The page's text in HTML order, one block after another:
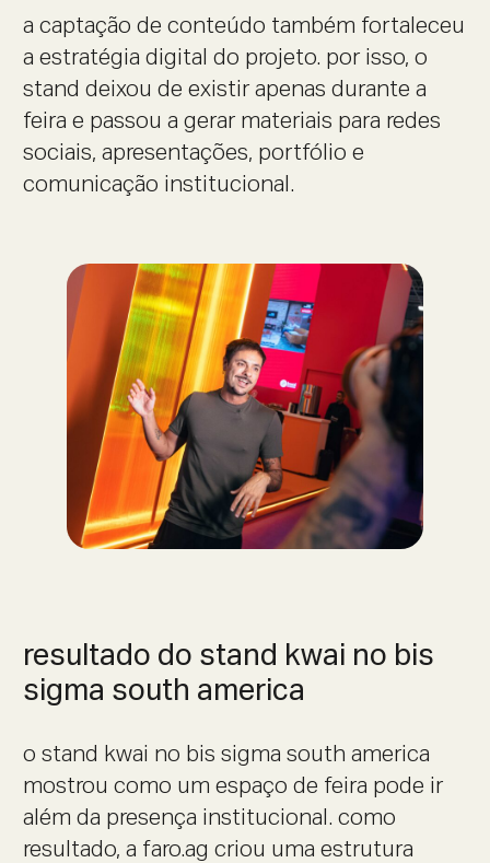
a captação de conteúdo também fortaleceu
a estratégia digital do projeto. por isso, o
stand deixou de existir apenas durante a
feira e passou a gerar materiais para redes
sociais, apresentações, portfólio e
comunicação institucional.
resultado do stand kwai no bis
sigma south america
o stand kwai no bis sigma south america
mostrou como um espaço de feira pode ir
além da presença institucional. como
resultado, a faro.ag criou uma estrutura